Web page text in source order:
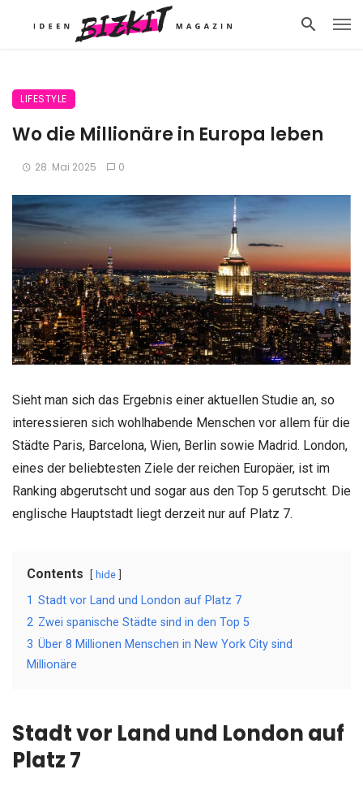
LIFESTYLE
Wo die Millionäre in Europa leben
28. Mai 2025 0
Sieht man sich das Ergebnis einer aktuellen Studie an, so
interessieren sich wohlhabende Menschen vor allem für die
Städte Paris, Barcelona, Wien, Berlin sowie Madrid. London,
eines der beliebtesten Ziele der reichen Europäer, ist im
Ranking abgerutscht und sogar aus den Top 5 gerutscht. Die
englische Hauptstadt liegt derzeit nur auf Platz 7.
Contents hide
1 Stadt vor Land und London auf Platz 7
2 Zwei spanische Städte sind in den Top 5
3 Über 8 Millionen Menschen in New York City sind
Millionäre
Stadt vor Land und London auf
Platz 7